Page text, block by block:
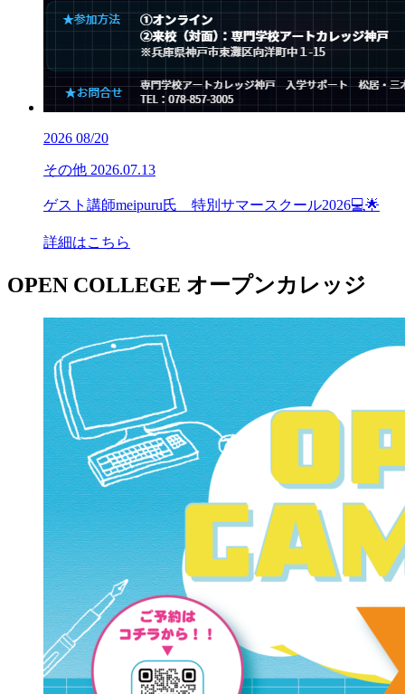
2026 08/20
その他 2026.07.13
ゲスト講師meipuru氏 特別サマースクール2026💻🌟
詳細はこちら
OPEN COLLEGE オープンカレッジ